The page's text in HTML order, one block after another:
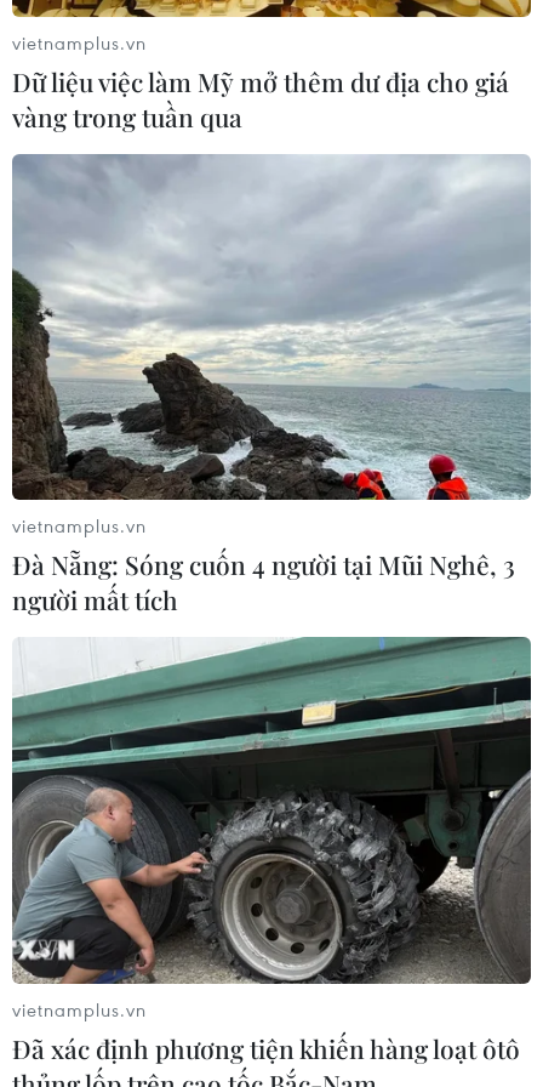
Thổ Nhĩ Kỳ tăng cường truy quét IS,
bắt giữ hơn 100 nghi phạm
Tây Ban Nha triệt phá đường dây
buôn người xuyên Địa Trung Hải
07/08/2026 12:13
Hy Lạp tạm giam một thị trưởng tình
nghi gây thảm họa cháy rừng
07/08/2026 12:02
Sri Lanka tăng cường ngăn chặn
trang web cá cược trực tuyến
07/08/2026 11:39
Indonesia nỗ lực khống chế cháy
rừng tại Vườn Quốc gia Núi Bromo
07/08/2026 10:56
Sri Lanka triển khai quân đội sau làn
sóng vượt ngục bất thành
07/08/2026 10:35
vietnamplus.vn
Dữ liệu việc làm Mỹ mở thêm dư địa cho giá
vàng trong tuần qua
vietnamplus.vn
Đà Nẵng: Sóng cuốn 4 người tại Mũi Nghê, 3
người mất tích
vietnamplus.vn
Đã xác định phương tiện khiến hàng loạt ôtô